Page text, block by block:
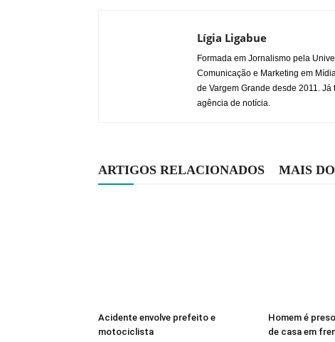
Lígia Ligabue
Formada em Jornalismo pela
Comunicação e Marketing em
de Vargem Grande desde 2011.
agência de notícia.
ARTIGOS RELACIONADOS MAIS
Acidente envolve prefeito e
motociclista
Homem é
de casa em